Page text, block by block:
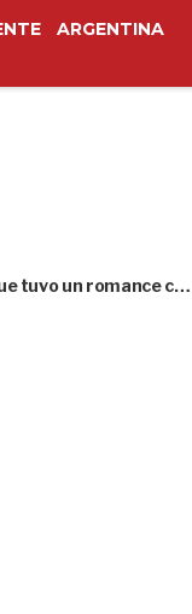
ARGENTINA
tuvo un romance c…